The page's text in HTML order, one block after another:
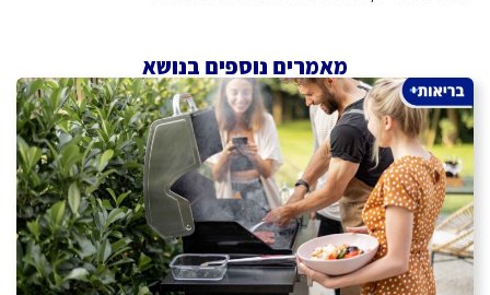
מאמרים נוספים בנושא